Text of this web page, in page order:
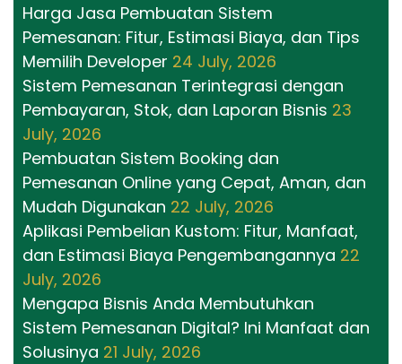
Harga Jasa Pembuatan Sistem
Pemesanan: Fitur, Estimasi Biaya, dan Tips
Memilih Developer 24 July, 2026
Sistem Pemesanan Terintegrasi dengan
Pembayaran, Stok, dan Laporan Bisnis 23
July, 2026
Pembuatan Sistem Booking dan
Pemesanan Online yang Cepat, Aman, dan
Mudah Digunakan 22 July, 2026
Aplikasi Pembelian Kustom: Fitur, Manfaat,
dan Estimasi Biaya Pengembangannya 22
July, 2026
Mengapa Bisnis Anda Membutuhkan
Sistem Pemesanan Digital? Ini Manfaat dan
Solusinya 21 July, 2026